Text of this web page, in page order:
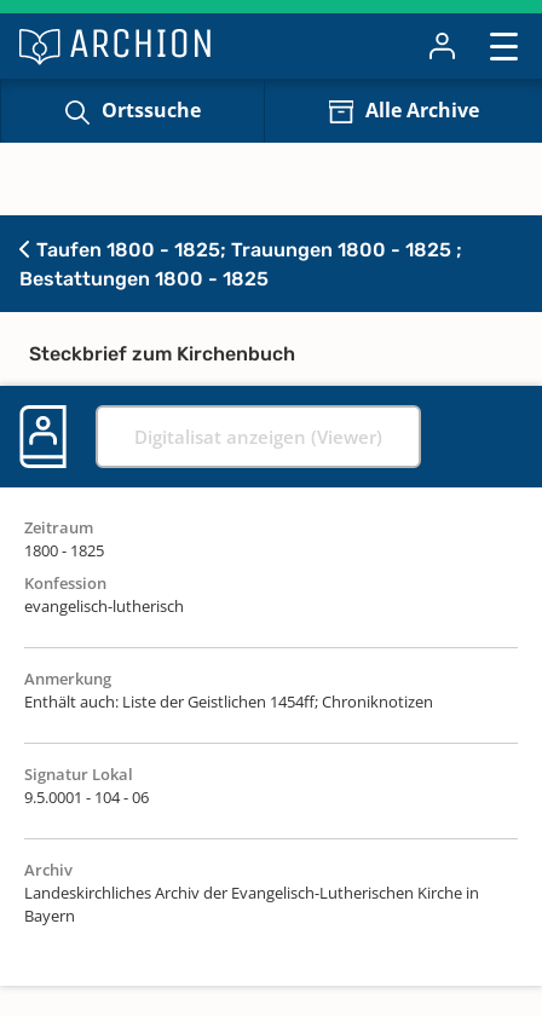
Ortssuche Alle Archive
Taufen 1800 - 1825; Trauungen 1800 - 1825 ;
Bestattungen 1800 - 1825
Steckbrief zum Kirchenbuch
Digitalisat anzeigen (Viewer)
Zeitraum
1800 - 1825
Konfession
evangelisch-lutherisch
Anmerkung
Enthält auch: Liste der Geistlichen 1454ff; Chroniknotizen
Signatur Lokal
9.5.0001 - 104 - 06
Archiv
Landeskirchliches Archiv der Evangelisch-Lutherischen Kirche in
Bayern